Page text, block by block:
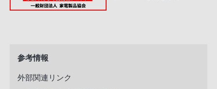
参考情報
外部関連リンク